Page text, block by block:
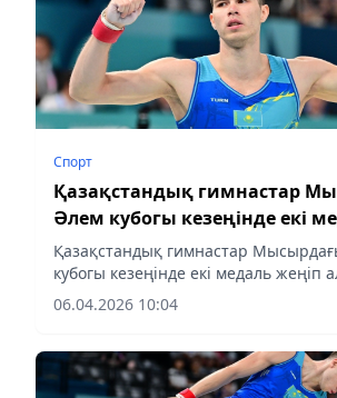
Спорт
Қазақстандық гимнастар
Әлем кубогы кезеңінде екі
алды
Қазақстандық гимнастар
кубогы кезеңінде екі медаль жеңіп
06.04.2026 10:04